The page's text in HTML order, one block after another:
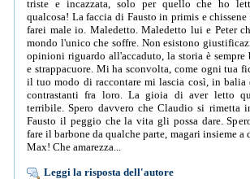
triste e incazzata, solo per quello che ho
qualcosa! La faccia di Fausto in primis e chissene
farei male io. Maledetto. Maledetto lui e Peter
mondo l'unico che soffre. Non esistono
opinioni riguardo all'accaduto, la storia è sempre
e strappacuore. Mi ha sconvolta, come ogni tua
il tuo modo di raccontare mi lascia così, in
contrastanti fra loro. La gioia di aver letto
terribile. Spero davvero che Claudio si rimetta
Fausto il peggio che la vita gli possa dare.
fare il barbone da qualche parte, magari insieme a
Max! Che amarezza...
Leggi la risposta dell'autore